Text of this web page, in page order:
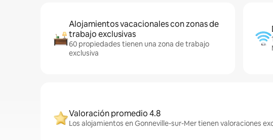
Alojamientos vacacionales con zonas de
trabajo exclusivas
60 propiedades tienen una zona de trabajo
exclusiva
Valoración promedio 4.8
Los alojamientos en Gonneville-sur-Mer tienen valoraciones